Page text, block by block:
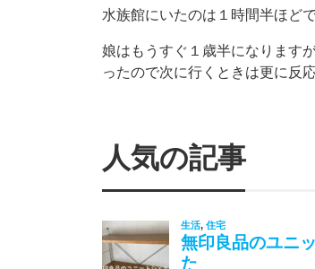
水族館にいたのは１時間半ほど
娘はもうすぐ１歳半になります
ったので次に行くときは更に反
人気の記事